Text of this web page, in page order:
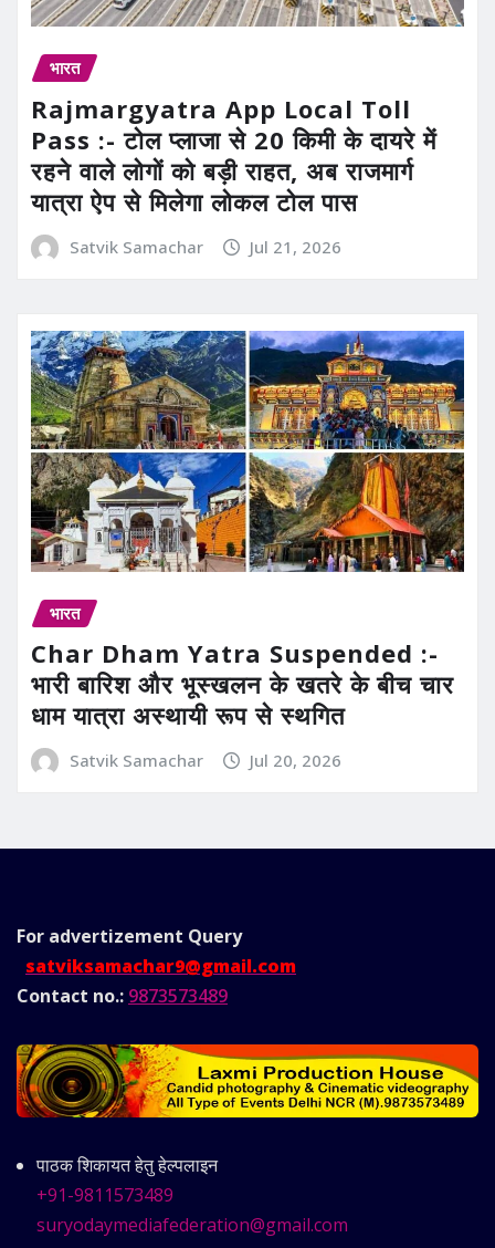
भारत
Rajmargyatra App Local Toll
Pass :- टोल प्लाजा से 20 किमी के दायरे में
रहने वाले लोगों को बड़ी राहत, अब राजमार्ग
यात्रा ऐप से मिलेगा लोकल टोल पास
Satvik Samachar Jul 21, 2026
भारत
Char Dham Yatra Suspended :-
भारी बारिश और भूस्खलन के खतरे के बीच चार
धाम यात्रा अस्थायी रूप से स्थगित
Satvik Samachar Jul 20, 2026
For advertizement Query
satviksamachar9@gmail.com
Contact no.: 9873573489
पाठक शिकायत हेतु हेल्पलाइन
+91-9811573489
suryodaymediafederation@gmail.com